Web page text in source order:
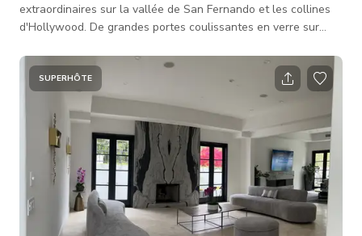
extraordinaires sur la vallée de San Fernando et les collines
d'Hollywood. De grandes portes coulissantes en verre sur
l'extérieur de ne faire qu'un. Même le studio est séparé de la
maison et relié uniquement par un pont extérieur. Les espaces
privés sont traités comme des lofts capturant volume et vues
tout en maintenant l'intimité. D'autres matériaux naturels tels
SUPERHÔTE